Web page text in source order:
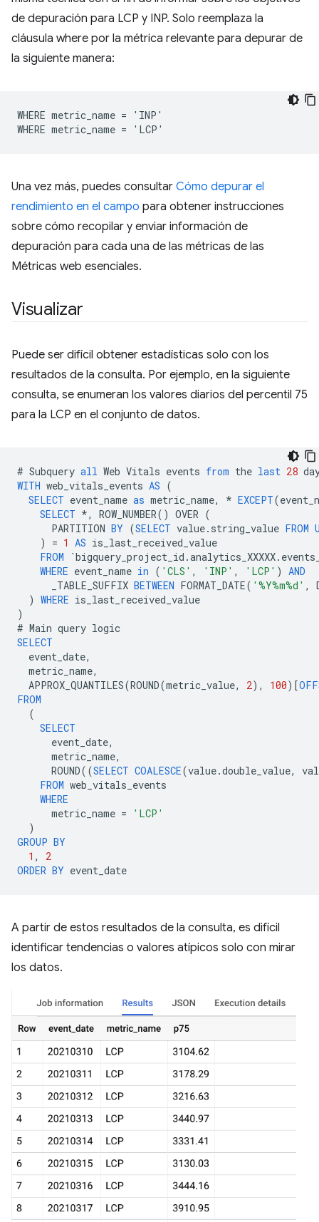
de depuración para LCP y INP. Solo reemplaza la
cláusula where por la métrica relevante para depurar de
la siguiente manera:
WHERE metric_name = 'INP'
Una vez más, puedes consultar Cómo depurar el
rendimiento en el campo para obtener instrucciones
sobre cómo recopilar y enviar información de
depuración para cada una de las métricas de las
Métricas web esenciales.
Visualizar
Puede ser difícil obtener estadísticas solo con los
resultados de la consulta. Por ejemplo, en la siguiente
consulta, se enumeran los valores diarios del percentil 75
para la LCP en el conjunto de datos.
# Subquery all Web Vitals events from the last 28
WITH web_vitals_events AS (
SELECT event_name as metric_name, * EXCEPT(
SELECT *, ROW_NUMBER() OVER (
PARTITION BY (SELECT value. string_value FROM
)
= 1 AS is_last_received_value
FROM
`bigquery_project_id .analytics_XXXXX.
WHERE event_name in ( 'CLS' , 'INP' , 'LCP' ) AND
_TABLE_SUFFIX BETWEEN FORMAT_DATE( '%Y%m%d' ,
) WHERE is_last_received_value
)
# Main query logic
SELECT
event_date,
metric_name,
APPROX_QUANTILES(ROUND(metric_value, 2), 100)[
FROM
(
SELECT
event_date,
metric_name,
ROUND((SELECT COALESCE(value.double_value,
FROM web_vitals_events
WHERE
metric_name =
'LCP'
)
GROUP BY
1 ,
2
ORDER BY event_date
A partir de estos resultados de la consulta, es difícil
identificar tendencias o valores atípicos solo con mirar
los datos.